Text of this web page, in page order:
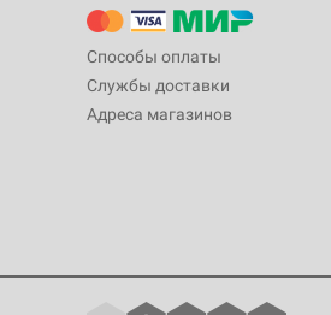
Способы оплаты
Службы доставки
Адреса магазинов